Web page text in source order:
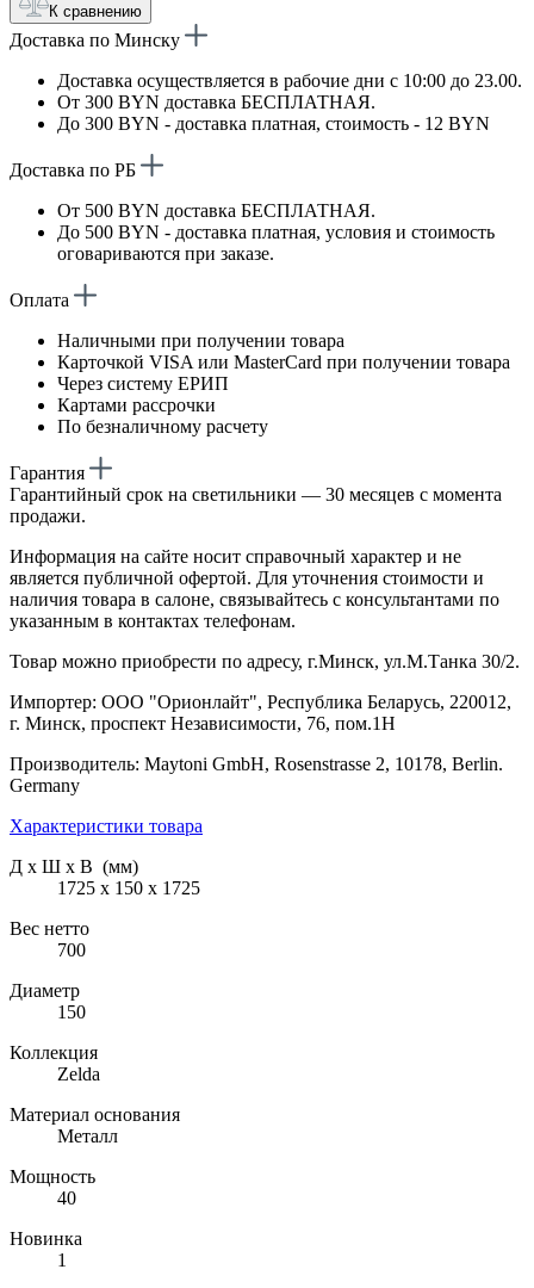
К сравнению
Доставка по Минску
Доставка осуществляется в рабочие дни с 10:00 до 23.00.
От 300 BYN доставка БЕСПЛАТНАЯ.
До 300 BYN - доставка платная, стоимость - 12 BYN
Доставка по РБ
От 500 BYN доставка БЕСПЛАТНАЯ.
До 500 BYN - доставка платная, условия и стоимость
оговариваются при заказе.
Оплата
Наличными при получении товара
Карточкой VISA или MasterCard при получении товара
Через систему ЕРИП
Картами рассрочки
По безналичному расчету
Гарантия
Гарантийный срок на светильники — 30 месяцев с момента
продажи.
Информация на сайте носит справочный характер и не
является публичной офертой. Для уточнения стоимости и
наличия товара в салоне, связывайтесь с консультантами по
указанным в контактах телефонам.
Товар можно приобрести по адресу, г.Минск, ул.М.Танка 30/2.
Импортер: ООО "Орионлайт", Республика Беларусь, 220012,
г. Минск, проспект Независимости, 76, пом.1Н
Производитель: Maytoni GmbH, Rosenstrasse 2, 10178, Berlin.
Germany
Характеристики товара
Д х Ш х В (мм)
1725 х 150 х 1725
Вес нетто
700
Диаметр
150
Коллекция
Zelda
Материал основания
Металл
Мощность
40
Новинка
1